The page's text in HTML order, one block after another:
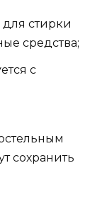
стирки
средства;
с
сохранить